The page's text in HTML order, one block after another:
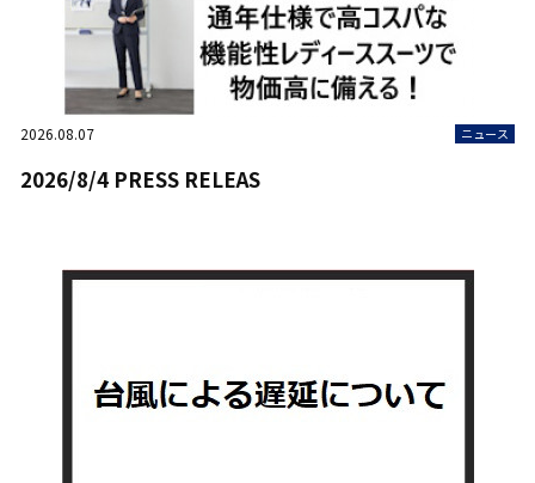
2026.08.07 ニュース
2026/8/4 PRESS RELEAS